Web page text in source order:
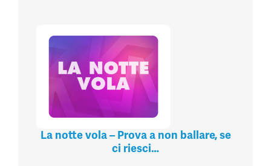
La notte vola – Prova a non ballare, se
ci riesci…